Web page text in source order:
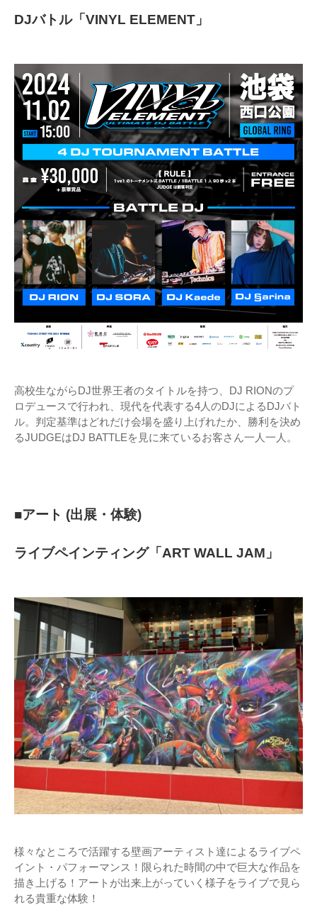
DJバトル「VINYL ELEMENT」
高校生ながらDJ世界王者のタイトルを持つ、DJ RIONのプ
ロデュースで行われ、現代を代表する4人のDJによるDJバト
ル。判定基準はどれだけ会場を盛り上げれたか、勝利を決め
るJUDGEはDJ BATTLEを見に来ているお客さん一人一人。
■アート (出展・体験)
ライブペインティング「ART WALL JAM」
様々なところで活躍する壁画アーティスト達によるライブペ
イント・パフォーマンス！限られた時間の中で巨大な作品を
描き上げる！アートが出来上がっていく様子をライブで見ら
れる貴重な体験！